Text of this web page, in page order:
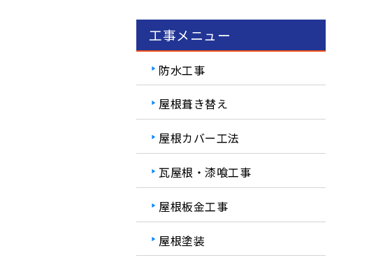
工事メニュー
防水工事
屋根葺き替え
屋根カバー工法
瓦屋根・漆喰工事
屋根板金工事
屋根塗装